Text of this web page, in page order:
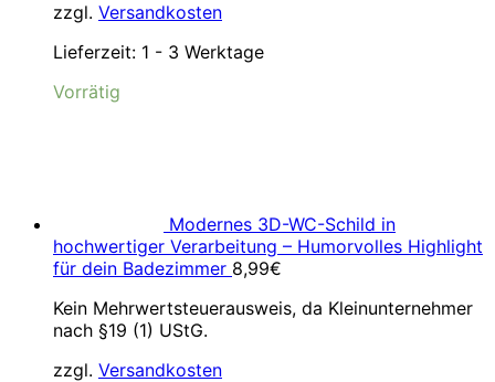
zzgl. Versandkosten
Lieferzeit: 1 - 3 Werktage
Vorrätig
Modernes 3D-WC-Schild in
hochwertiger Verarbeitung – Humorvolles Highlight
für dein Badezimmer 8,99€
Kein Mehrwertsteuerausweis, da Kleinunternehmer
nach §19 (1) UStG.
zzgl. Versandkosten